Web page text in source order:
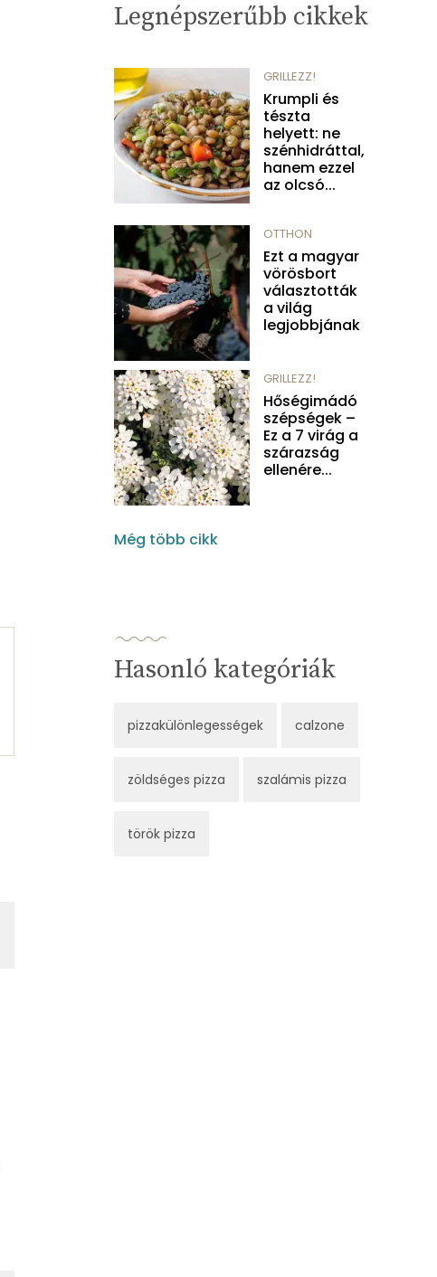
Legnépszerűbb cikkek
GRILLEZZ!
Krumpli és
tészta
helyett: ne
szénhidráttal,
hanem ezzel
az olcsó...
OTTHON
Ezt a magyar
vörösbort
választották
a világ
legjobbjának
GRILLEZZ!
Hőségimádó
szépségek –
Ez a 7 virág a
szárazság
ellenére...
Még több cikk
Hasonló kategóriák
pizzakülönlegességek calzone
zöldséges pizza szalámis pizza
török pizza